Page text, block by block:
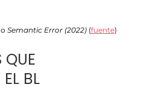
Semantic Error (2022)(fuente)
QUE
BL